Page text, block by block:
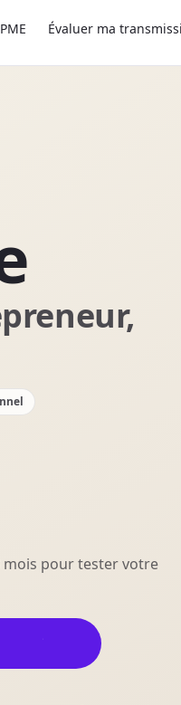
Évaluer ma
mois pour tester votre